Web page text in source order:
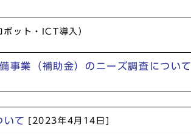
ット・ICT導入）
事業（補助金）のニーズ調査について
いて [2023年4月14日]